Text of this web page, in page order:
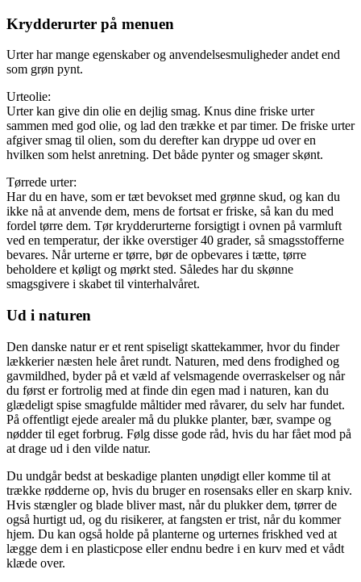
Krydderurter på menuen
Urter har mange egenskaber og anvendelsesmuligheder andet end
som grøn pynt.
Urteolie:
Urter kan give din olie en dejlig smag. Knus dine friske urter
sammen med god olie, og lad den trække et par timer. De friske urter
afgiver smag til olien, som du derefter kan dryppe ud over en
hvilken som helst anretning. Det både pynter og smager skønt.
Tørrede urter:
Har du en have, som er tæt bevokset med grønne skud, og kan du
ikke nå at anvende dem, mens de fortsat er friske, så kan du med
fordel tørre dem. Tør krydderurterne forsigtigt i ovnen på varmluft
ved en temperatur, der ikke overstiger 40 grader, så smagsstofferne
bevares. Når urterne er tørre, bør de opbevares i tætte, tørre
beholdere et køligt og mørkt sted. Således har du skønne
smagsgivere i skabet til vinterhalvåret.
Ud i naturen
Den danske natur er et rent spiseligt skattekammer, hvor du finder
lækkerier næsten hele året rundt. Naturen, med dens frodighed og
gavmildhed, byder på et væld af velsmagende overraskelser og når
du først er fortrolig med at finde din egen mad i naturen, kan du
glædeligt spise smagfulde måltider med råvarer, du selv har fundet.
På offentligt ejede arealer må du plukke planter, bær, svampe og
nødder til eget forbrug. Følg disse gode råd, hvis du har fået mod på
at drage ud i den vilde natur.
Du undgår bedst at beskadige planten unødigt eller komme til at
trække rødderne op, hvis du bruger en rosensaks eller en skarp kniv.
Hvis stængler og blade bliver mast, når du plukker dem, tørrer de
også hurtigt ud, og du risikerer, at fangsten er trist, når du kommer
hjem. Du kan også holde på planterne og urternes friskhed ved at
lægge dem i en plasticpose eller endnu bedre i en kurv med et vådt
klæde over.